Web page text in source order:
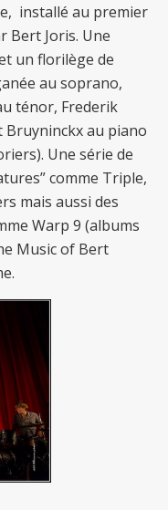
installé au premier
Bert Joris. Une
un florilège de
au soprano,
ténor, Frederik
au piano
Une série de
comme Triple,
mais aussi des
Warp 9 (albums
Music of Bert